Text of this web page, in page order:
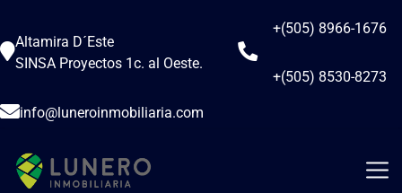
Altamira D´Este
SINSA Proyectos 1c. al Oeste.
+(505) 8966-1676
+(505) 8530-8273
info@luneroinmobiliaria.com